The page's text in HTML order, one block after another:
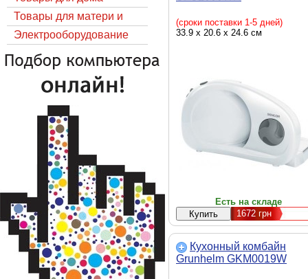
Товары для матери и
ребёнка
Электрооборудование
(сроки поставки 1-5 дней)
33.9 х 20.6 х 24.6 см
Есть на складе
1672 грн
Кухонный комбайн
Grunhelm GKM0019W